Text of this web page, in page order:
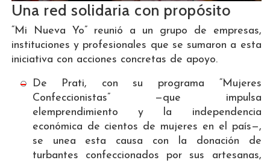
Una red solidaria con propósito
“Mi Nueva Yo” reunió a un grupo de empresas,
instituciones y profesionales que se sumaron a esta
iniciativa con acciones concretas de apoyo.
De Prati, con su programa “Mujeres
Confeccionistas” —que impulsa
elemprendimiento y la independencia
económica de cientos de mujeres en el país—,
se unea esta causa con la donación de
turbantes confeccionados por sus artesanas,